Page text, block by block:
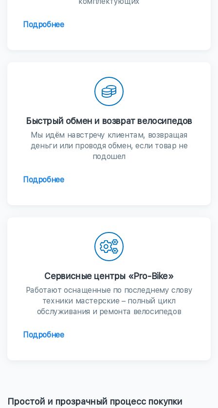
Подробнее
Быстрый обмен и возврат велосипедов
Мы идём навстречу клиентам, возвращая
деньги или проводя обмен, если товар не
подошел
Подробнее
Сервисные центры «Pro-Bike»
Работают оснащенные по последнему слову
техники мастерские – полный цикл
обслуживания и ремонта велосипедов
Подробнее
Простой и прозрачный процесс покупки